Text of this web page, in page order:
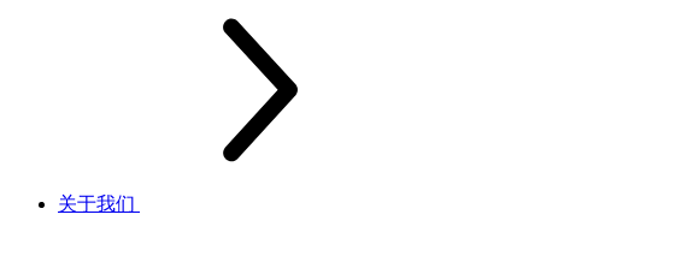
关于我们